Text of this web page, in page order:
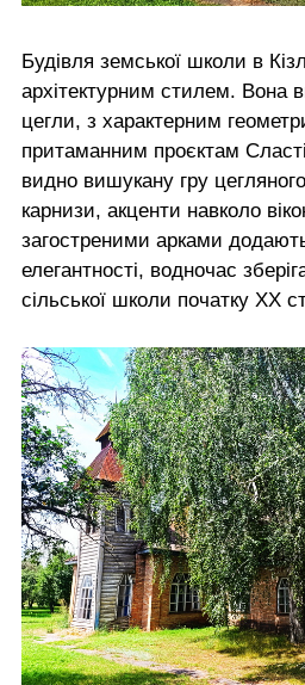
Будівля земської школи в
архітектурним стилем. Вона
цегли, з характерним
притаманним проєктам
видно вишукану гру
карнизи, акценти навколо
загостреними арками додають
елегантності, водночас
сільської школи початку XX